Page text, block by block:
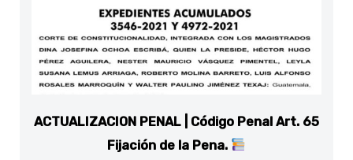
ACTUALIZACION PENAL | Código Penal Art. 65
Fijación de la Pena.